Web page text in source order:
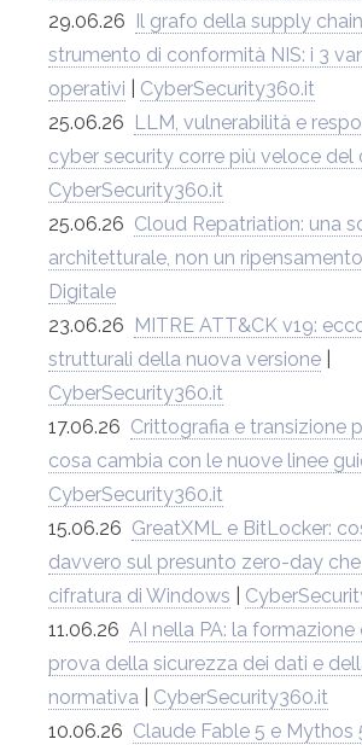
29.06.26
Il grafo della supply
strumento di conformità NIS: i 3
operativi
CyberSecurity360.it
25.06.26
LLM, vulnerabilità e
cyber security corre più veloce del
CyberSecurity360.it
25.06.26 Cloud Repatriation: una
architetturale, non un ripensamento
Digitale
23.06.26
MITRE ATT&CK v19:
strutturali della nuova versione
CyberSecurity360.it
17.06.26 Crittografia e transizione
cosa cambia con le nuove linee
CyberSecurity360.it
15.06.26 GreatXML e BitLocker:
davvero sul presunto zero-day
cifratura di Windows
11.06.26 AI nella PA: la formazione
prova della sicurezza dei dati e
normativa
CyberSecurity360.it
10.06.26 Claude Fable 5 e Mythos